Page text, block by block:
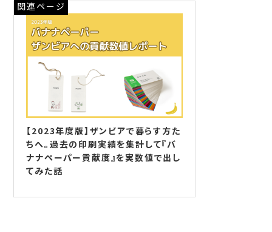
関連ページ
【2023年度版】ザンビアで暮らす方た
ちへ。過去の印刷実績を集計して『バ
ナナペーパー貢献度』を実数値で出し
てみた話